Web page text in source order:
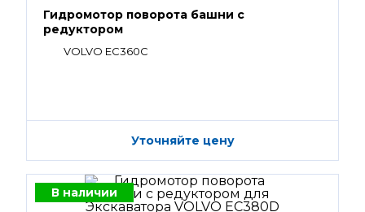
Гидромотор поворота башни с
редуктором
VOLVO EC360C
Уточняйте цену
В наличии